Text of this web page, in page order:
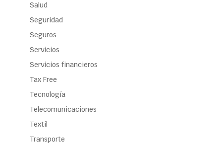
Salud
Seguridad
Seguros
Servicios
Servicios financieros
Tax Free
Tecnología
Telecomunicaciones
Textil
Transporte